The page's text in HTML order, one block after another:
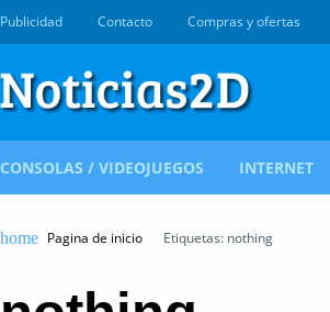
Publicidad Contacto Compras y ofertas
CONSOLAS / VIDEOJUEGOS INTERNET
Pagina de inicio Etiquetas: nothing